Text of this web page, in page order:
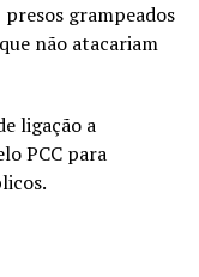
presos grampeados
não atacariam
ligação a
PCC para